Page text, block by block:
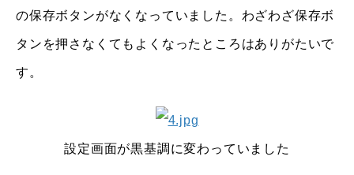
の保存ボタンがなくなっていました。わざわざ保存ボ
タンを押さなくてもよくなったところはありがたいで
す。
設定画面が黒基調に変わっていました